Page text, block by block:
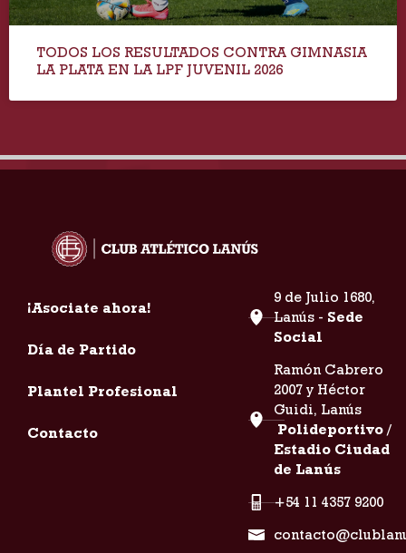
TODOS LOS RESULTADOS CONTRA GIMNASIA
LA PLATA EN LA LPF JUVENIL 2026
¡Asociate ahora!
Día de Partido
Plantel Profesional
Contacto
9 de Julio 1680,
Lanús - Sede
Social
Ramón Cabrero
2007 y Héctor
Guidi, Lanús
Polideportivo /
Estadio Ciudad
de Lanús
+54 11 4357 9200